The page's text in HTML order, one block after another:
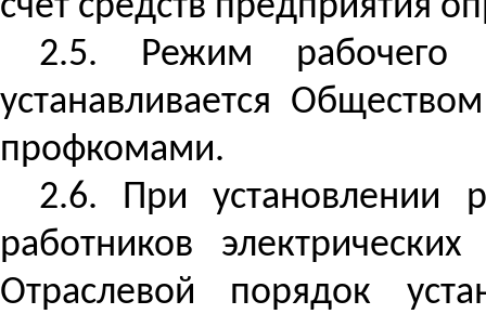
2.5. Режим рабочего
устанавливается
профкомами.
2.6. При установлении
работников
Отраслевой порядок